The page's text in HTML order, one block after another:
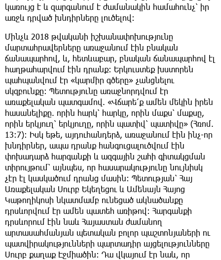
կառույց է և զարգանում է ժամանակին համահունչ՝ իր
առջև դրված խնդիրները լուծելով։
Մինչև 2018 թվականի իշխանափոխությունը
մարտահրավերները առաջանում էին բնական
ճանապարհով, և, հետևաբար, բնական ճանապարհով էլ
հաղթահարվում էին դրանք։ Երկուստեք խստորեն
պահպանվում էր «կարմիր գծերը» չանցնելու
սկզբունքը։ Պետությունը առաջնորդվում էր
առաքելական պատգամով. «Վճարե՛ք ամեն մեկին իրեն
հասանելիքը. որին հարկ՝ հարկը, որին մաքս՝ մաքսը,
որին երկյուղ՝ երկյուղը, որին պատիվ՝ պատիվը» (Հռոմ.
13։7)։ Իսկ եթե, այդուհանդերձ, առաջանում էին ինչ-որ
խնդիրներ, ապա դրանք հանգուցալուծվում էին
փոխադարձ հարգանքի և ազգային շահի գիտակցման
տիրույթում՝ այնպես, որ հասարակությունը նույնիսկ
չէր էլ կասկածում դրանց մասին։ Պետության՝ Հայ
Առաքելական Սուրբ Եկեղեցու և Ամենայն Հայոց
Կաթողիկոսի նկատմամբ ունեցած ակնածանքը
դրսևորվում էր ամեն պատեհ առիթով։ Հարգանքի
դրսևորում էին նաև Հայաստան ժամանող
արտասահմանյան պետական բոլոր պաշտոնյաների ու
պատվիրակությունների պարտադիր այցելությունները
Սուրբ քաղաք Էջմիածին։ Դա վկայում էր նաև, որ